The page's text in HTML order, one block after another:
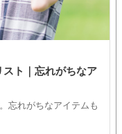
ト｜忘れがちなア
忘れがちなアイテムも